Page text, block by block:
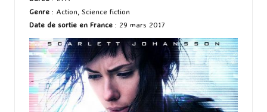
Genre : Action, Science fiction
Date de sortie en France : 29 mars 2017